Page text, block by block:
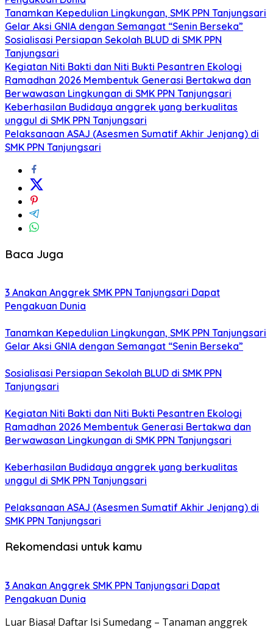
Tanamkan Kepedulian Lingkungan, SMK PPN Tanjungsari
Gelar Aksi GNIA dengan Semangat “Senin Berseka”
Sosialisasi Persiapan Sekolah BLUD di SMK PPN
Tanjungsari
Kegiatan Niti Bakti dan Niti Bukti Pesantren Ekologi
Ramadhan 2026 Membentuk Generasi Bertakwa dan
Berwawasan Lingkungan di SMK PPN Tanjungsari
Keberhasilan Budidaya anggrek yang berkualitas
unggul di SMK PPN Tanjungsari
Pelaksanaan ASAJ (Asesmen Sumatif Akhir Jenjang) di
SMK PPN Tanjungsari
Baca Juga
3 Anakan Anggrek SMK PPN Tanjungsari Dapat
Pengakuan Dunia
Tanamkan Kepedulian Lingkungan, SMK PPN Tanjungsari
Gelar Aksi GNIA dengan Semangat “Senin Berseka”
Sosialisasi Persiapan Sekolah BLUD di SMK PPN
Tanjungsari
Kegiatan Niti Bakti dan Niti Bukti Pesantren Ekologi
Ramadhan 2026 Membentuk Generasi Bertakwa dan
Berwawasan Lingkungan di SMK PPN Tanjungsari
Keberhasilan Budidaya anggrek yang berkualitas
unggul di SMK PPN Tanjungsari
Pelaksanaan ASAJ (Asesmen Sumatif Akhir Jenjang) di
SMK PPN Tanjungsari
Rekomendasi untuk kamu
3 Anakan Anggrek SMK PPN Tanjungsari Dapat
Pengakuan Dunia
Luar Biasa! Daftar Isi Sumedang – Tanaman anggrek